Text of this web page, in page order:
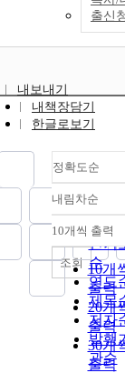
출신
내보내기
내책장담기
한글로보기
정확도순
정확
순
인기
순
연도
제목
저자
발행
관순
내림차순
내림
10개씩 출력
10개
출력
20개
출력
30개
출력
조회